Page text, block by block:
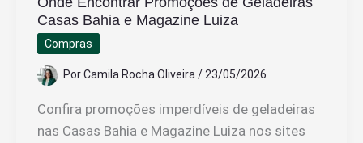
Casas Bahia e Magazine Luiza
Compras
PorCamila Rocha Oliveira / 23/05/2026
Confira promoções imperdíveis de geladeiras
nas Casas Bahia e Magazine Luiza nos sites